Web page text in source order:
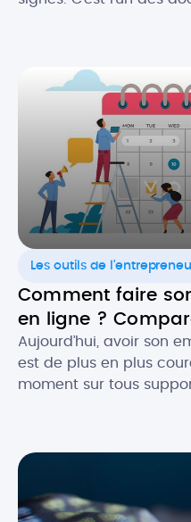
un prospect. Il est
Les outils de
Comment faire
en ligne ?
Aujourd’hui, avoir son
est de plus en plus
moment sur tous
importants,
professionnel. Alors,
l’agenda numérique ?
faire […]